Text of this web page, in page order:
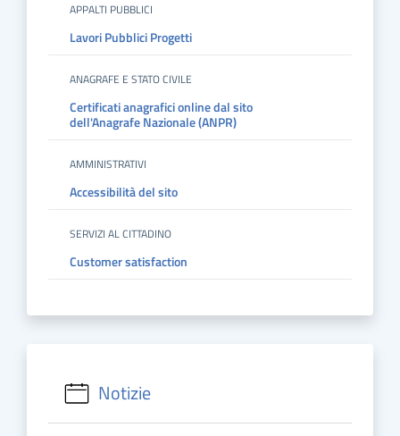
APPALTI PUBBLICI
Lavori Pubblici Progetti
ANAGRAFE E STATO CIVILE
Certificati anagrafici online dal sito
dell'Anagrafe Nazionale (ANPR)
AMMINISTRATIVI
Accessibilità del sito
SERVIZI AL CITTADINO
Customer satisfaction
Notizie